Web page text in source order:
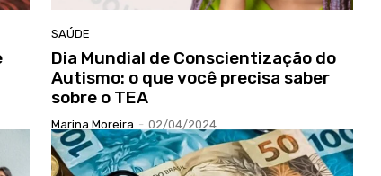
SAÚDE
Dia Mundial de Conscientização do
Autismo: o que você precisa saber
sobre o TEA
Marina Moreira - 02/04/2024